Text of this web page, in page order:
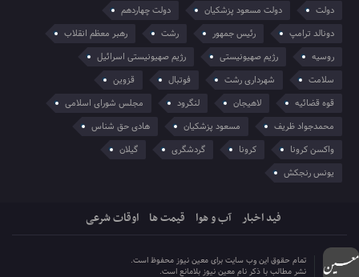
دولت
دولت مسعود پزشکیان
دولت چهاردهم
دونالد ترامپ
رئیس جمهور رشت
رهبر معظم انقلاب
روسیه
رژیم صهیونیستی
رژیم صهیونیستی اسرائیل
سلامت
شهرداری رشت فوتبال
قزوین
قوه قضائیه
لاهیجان لنگرود
مجلس شورای اسلامی
محمدجواد ظریف
مسعود پزشکیان
هادی حق شناس
واکسن کرونا
کرونا گردشگری
گیلان
یونس رنجکش
فید اخبار آب و هوا قیمت ها اوقات شرعی
تمام حقوق این وب سایت برای معین نیوز محفوظ است.
نشر مطالب با ذکر نام معین نیوز بلامانع است.